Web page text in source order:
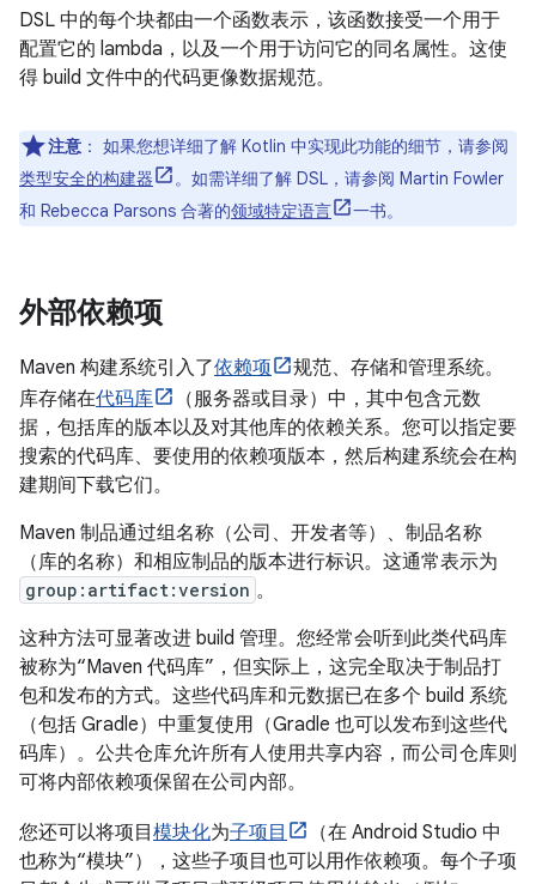
DSL 中的每个块都由一个函数表示，该函数接受一个用于
配置它的 lambda，以及一个用于访问它的同名属性。这使
得 build 文件中的代码更像数据规范。
注意 ： 如果您想详细了解 Kotlin 中实现此功能的细节，请参阅
类型安全的构建器
。如需详细了解 DSL，请参阅 Martin Fowler
和 Rebecca Parsons 合著的领域特定语言 一书。
外部依赖项
Maven 构建系统引入了依赖项
规范、存储和管理系统。
库存储在代码库
（服务器或目录）中，其中包含元数
据，包括库的版本以及对其他库的依赖关系。您可以指定要
搜索的代码库、要使用的依赖项版本，然后构建系统会在构
建期间下载它们。
Maven 制品通过组名称（公司、开发者等）、制品名称
（库的名称）和相应制品的版本进行标识。这通常表示为
group:artifact:version 。
这种方法可显著改进 build 管理。您经常会听到此类代码库
被称为“Maven 代码库”，但实际上，这完全取决于制品打
包和发布的方式。这些代码库和元数据已在多个 build 系统
（包括 Gradle）中重复使用（Gradle 也可以发布到这些代
码库）。公共仓库允许所有人使用共享内容，而公司仓库则
可将内部依赖项保留在公司内部。
您还可以将项目 模块化为子项目
（在 Android Studio 中
也称为“模块”），这些子项目也可以用作依赖项。每个子项